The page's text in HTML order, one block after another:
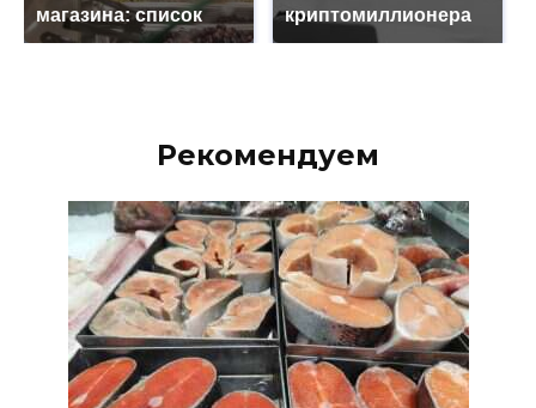
магазина: список
криптомиллионера
Рекомендуем